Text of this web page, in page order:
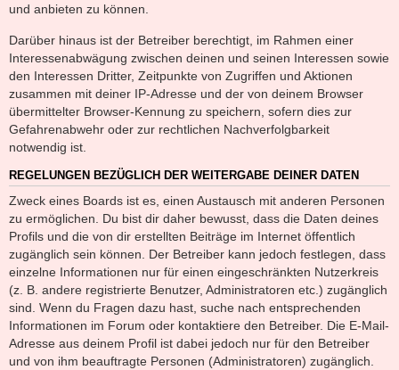
und anbieten zu können.
Darüber hinaus ist der Betreiber berechtigt, im Rahmen einer
Interessenabwägung zwischen deinen und seinen Interessen sowie
den Interessen Dritter, Zeitpunkte von Zugriffen und Aktionen
zusammen mit deiner IP-Adresse und der von deinem Browser
übermittelter Browser-Kennung zu speichern, sofern dies zur
Gefahrenabwehr oder zur rechtlichen Nachverfolgbarkeit
notwendig ist.
REGELUNGEN BEZÜGLICH DER WEITERGABE DEINER DATEN
Zweck eines Boards ist es, einen Austausch mit anderen Personen
zu ermöglichen. Du bist dir daher bewusst, dass die Daten deines
Profils und die von dir erstellten Beiträge im Internet öffentlich
zugänglich sein können. Der Betreiber kann jedoch festlegen, dass
einzelne Informationen nur für einen eingeschränkten Nutzerkreis
(z. B. andere registrierte Benutzer, Administratoren etc.) zugänglich
sind. Wenn du Fragen dazu hast, suche nach entsprechenden
Informationen im Forum oder kontaktiere den Betreiber. Die E-Mail-
Adresse aus deinem Profil ist dabei jedoch nur für den Betreiber
und von ihm beauftragte Personen (Administratoren) zugänglich.